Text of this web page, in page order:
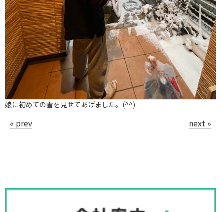
娘に初めての雪を見せてあげました。(^^)
« prev next »